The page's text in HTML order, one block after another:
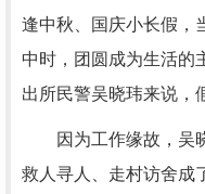
逢中秋、国庆小长假，
中时，团圆成为生活的
出所民警吴晓玮来说，
因为工作缘故，吴晓
救人寻人、走村访舍成